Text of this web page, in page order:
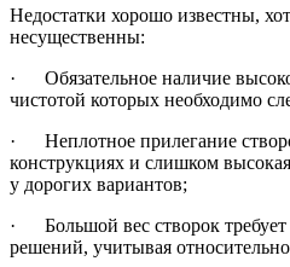
Недостатки хорошо известны,
несущественны:
· Обязательное наличие
чистотой которых необходимо
· Неплотное прилегание
конструкциях и слишком
у дорогих вариантов;
· Большой вес створок требует
решений, учитывая